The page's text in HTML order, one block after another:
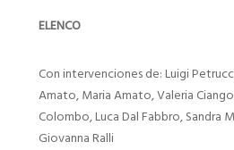
ELENCO
Con intervenciones de: Luigi
Amato, Maria Amato, Valeria
Colombo, Luca Dal Fabbro, Sandra
Giovanna Ralli